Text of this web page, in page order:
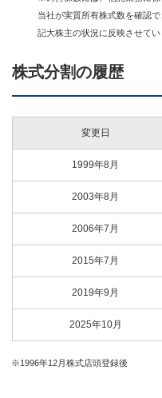
当社が実質所有株式数を確認
記大株主の状況に反映させてい
株式分割の履歴
変更日
1999年8月
2003年8月
2006年7月
2015年7月
2019年9月
2025年10月
※1996年12月株式店頭登録後